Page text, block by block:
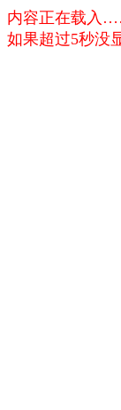
内容正在载入
如果超过5秒没